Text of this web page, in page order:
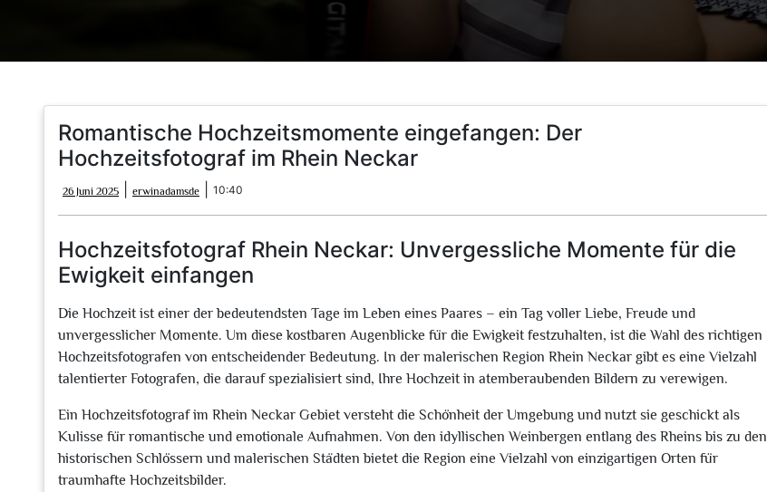
Romantische Hochzeitsmomente eingefangen: Der
Hochzeitsfotograf im Rhein Neckar
26 Juni 2025
Juni
2025
erwinadamsde erwinadamsde
10:40
Hochzeitsfotograf Rhein Neckar: Unvergessliche Momente für die
Ewigkeit einfangen
Die Hochzeit ist einer der bedeutendsten Tage im Leben eines Paares – ein Tag voller Liebe, Freude und
unvergesslicher Momente. Um diese kostbaren Augenblicke für die Ewigkeit festzuhalten, ist die Wahl des richtigen
Hochzeitsfotografen von entscheidender Bedeutung. In der malerischen Region Rhein Neckar gibt es eine Vielzahl
talentierter Fotografen, die darauf spezialisiert sind, Ihre Hochzeit in atemberaubenden Bildern zu verewigen.
Ein Hochzeitsfotograf im Rhein Neckar Gebiet versteht die Schönheit der Umgebung und nutzt sie geschickt als
Kulisse für romantische und emotionale Aufnahmen. Von den idyllischen Weinbergen entlang des Rheins bis zu den
historischen Schlössern und malerischen Städten bietet die Region eine Vielzahl von einzigartigen Orten für
traumhafte Hochzeitsbilder.